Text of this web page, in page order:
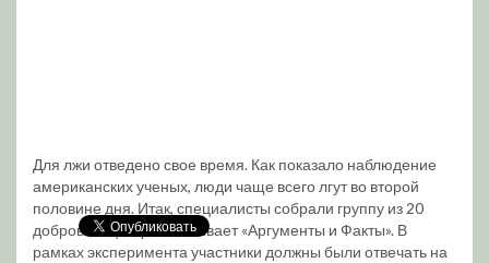
Для лжи отведено свое время. Как показало наблюдение
американских ученых, люди чаще всего лгут во второй
половине дня. Итак, специалисты собрали группу из 20
добровольцев, рассказывает «Аргументы и Факты». В
рамках эксперимента участники должны были отвечать на